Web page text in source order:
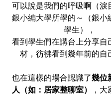
可以說是我們的呼吸啊（淚
銀小編大學所學的～（銀小
學生），
看到學生們在講台上分享自
材，彷彿看到幾年前的自
也在這樣的場合認識了幾位
人（如：居家整聊室）
，